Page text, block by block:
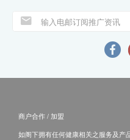
商户合作 / 加盟
如阁下拥有任何健康相关之服务及产